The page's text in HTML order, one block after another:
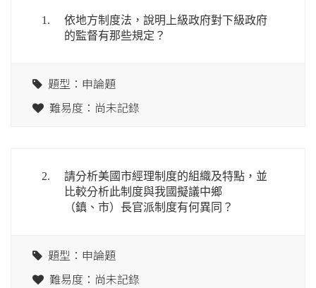
1.
依地方制度法，說明上級政府對下級政府
的監督有那些規定？
題型：申論題
難易度：尚未記錄
2.
請分析美國市經理制度的組織及特點，並
比較分析此制度與我國擬議中鄉
（鎮、市）長官派制度有何異同？
題型：申論題
難易度：尚未記錄